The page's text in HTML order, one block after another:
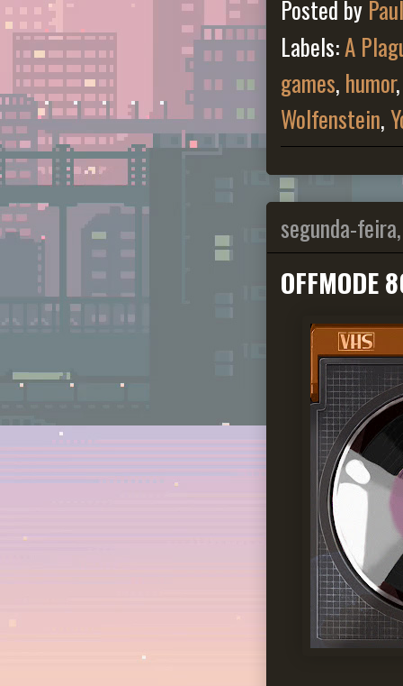
Posted by
Labels:A
games, humor
Wolfenstein,
segunda-
OFFMODE